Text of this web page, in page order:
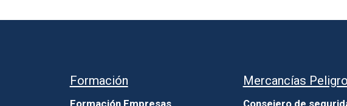
Formación Mercancías